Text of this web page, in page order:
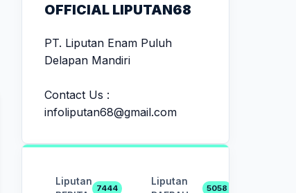
OFFICIAL LIPUTAN68
PT. Liputan Enam Puluh
Delapan Mandiri
Contact Us :
infoliputan68@gmail.com
Liputan
7444
Liputan
5058